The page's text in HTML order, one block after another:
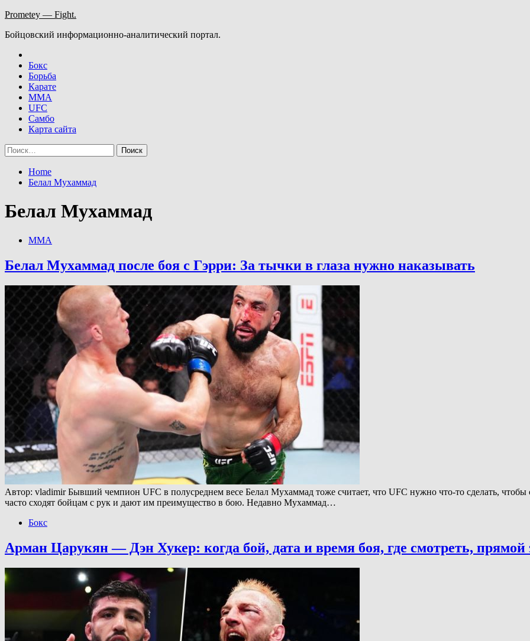
Skip
content
Prometey — Fight.
Бойцовский информационно-аналитический портал.
Бокс
Борьба
Карате
ММА
UFC
Самбо
Карта сайта
Найти:
Home
Белал Мухаммад
Белал Мухаммад
ММА
Белал Мухаммад после боя с Гэрри: За тычки в глаза нужно наказывать
Автор: vladimir Бывший чемпион UFC в полусреднем весе Белал Мухаммад тоже считает, что UFC нужно что-то сделать,
часто сходят бойцам с рук и дают им преимущество в бою. Недавно Мухаммад…
Бокс
Арман Царукян — Дэн Хукер: когда бой, дата и время боя, где смотреть, прямой